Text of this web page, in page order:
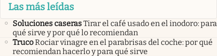
Las más leídas
Soluciones caserasTirar el café usado en el inodoro: para
qué sirve y por qué lo recomiendan
TrucoRociar vinagre en el parabrisas del coche: por qué
recomiendan hacerlo y para qué sirve